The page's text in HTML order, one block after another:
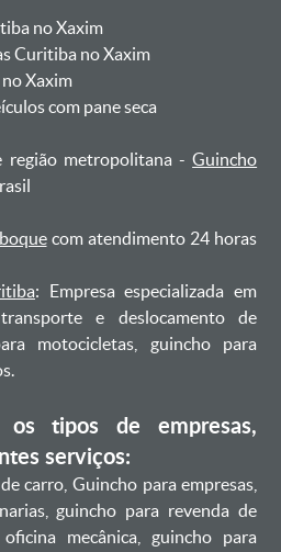
no Xaxim
Curitiba no Xaxim
no Xaxim
com pane seca
e região metropolitana -Guincho
com atendimento 24 horas
: Empresa especializada em
e deslocamento de
motocicletas, guincho para
os tipos de empresas,
serviços:
carro, Guincho para empresas,
guincho para revenda de
mecânica, guincho para